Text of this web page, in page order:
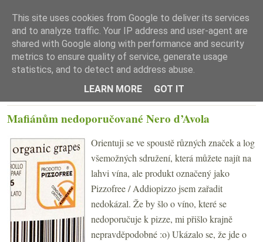
☰ Menu
Mafiánům nedoporučované Nero d’Avola
Orientuji se ve spoustě různých značek a log
všemožných sdružení, která můžete najít na
lahvi vína, ale produkt označený jako
Pizzofree / Addiopizzo jsem zařadit
nedokázal. Že by šlo o víno, které se
nedoporučuje k pizze, mi přišlo krajně
nepravděpodobné :o) Ukázalo se, že jde o
This site uses cookies from Google to deliver its services
and to analyze traffic. Your IP address and user-agent are
shared with Google along with performance and security
metrics to ensure quality of service, generate usage
statistics, and to detect and address abuse.
LEARN MORE
GOT IT